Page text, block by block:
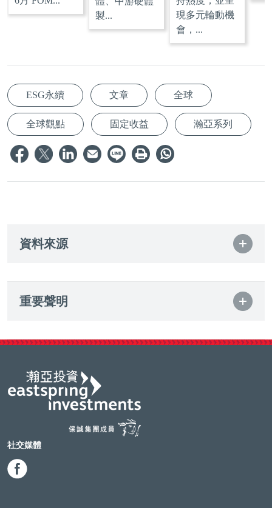
製...
現多元輪動機
會，...
ESG永續 文章 全球
全球觀點 固定收益 瀚亞系列
資料來源
重要聲明
社交媒體